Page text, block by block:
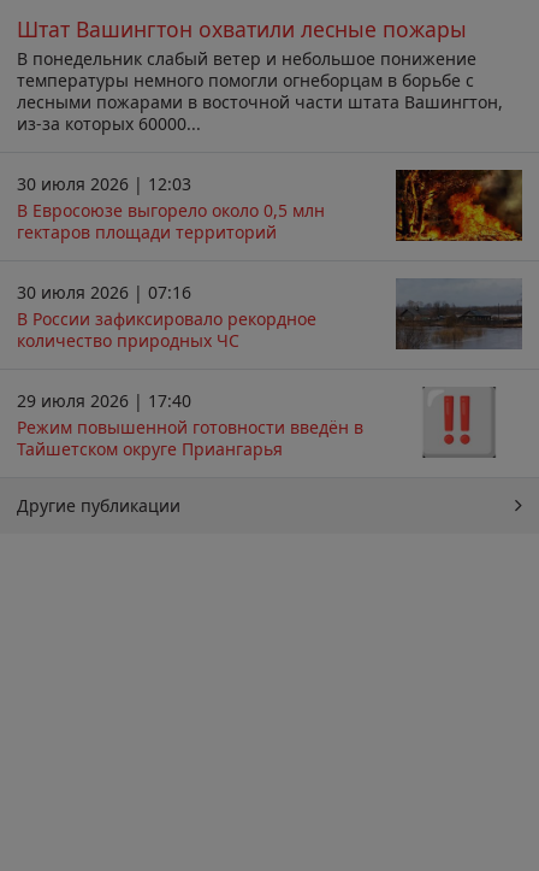
Штат Вашингтон охватили лесные пожары
В понедельник слабый ветер и небольшое понижение
температуры немного помогли огнеборцам в борьбе с
лесными пожарами в восточной части штата Вашингтон,
из-за которых 60000...
30 июля 2026 | 12:03
В Евросоюзе выгорело около 0,5 млн
гектаров площади территорий
30 июля 2026 | 07:16
В России зафиксировало рекордное
количество природных ЧС
29 июля 2026 | 17:40
Режим повышенной готовности введён в
Тайшетском округе Приангарья
Другие публикации